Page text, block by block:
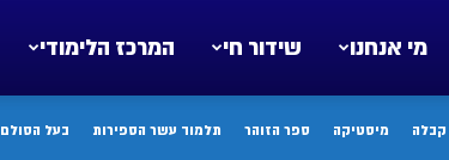
המרכז הלימודי שידור חי מי אנחנו
קבלה מיסטיקה ספר הזוהר תלמוד עשר הספירות בעל הסולם